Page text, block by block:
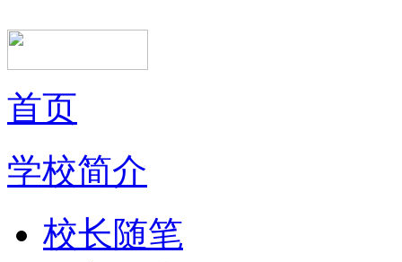
首页
学校简介
校长随笔